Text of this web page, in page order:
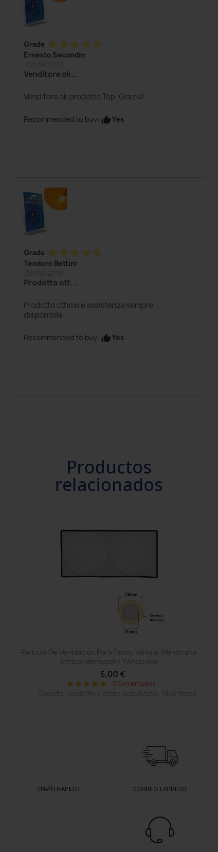
Grade star star star star star
Ernesto Secondin
Venditore ok...
Venditore ok prodotto Top. Grazie!
Recommended to buy: thumb_upYes
Grade star star star star star
Teodoro Bettini
Prodotto ott...
Prodotto ottimo e assistenza sempre
disponibile
Recommended to buy: thumb_upYes
Productos
relacionados
Película De Ventilación Para Faros, Válvula, Membrana
Anticondensación Y Antipolvo
5,00 €
star star star star star 7 Comentarios
ENVÍO RAPIDO CORREO EXPRESO